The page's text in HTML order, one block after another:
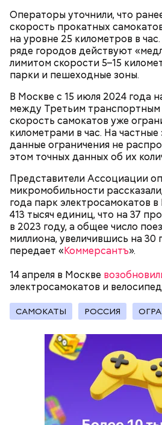
Операторы уточнили, что
скорость прокатных
на уровне 25 километров в
ряде городов действуют
лимитом скорости 5–15
парки и пешеходные зоны.
В Москве с 15 июля 2024 года
между Третьим
скорость самокатов уже
километрами в час. На
данные ограничения не
этом точных данных об их
Представители Ассоциации
микромобильности
года парк электросамокатов
413 тысяч единиц, что на 37
в 2023 году, а общее число
миллиона, увеличившись на 30
передает «Коммерсантъ».
14 апреля в Москве
электросамокатов и
САМОКАТЫ РОССИЯ
— Кабачки, порезанные
обжарить на сковороде. К ним
петрушки, чеснок, соль и
Получается очень вкусно, —
Копылов.
Спагетти из кабачков
лишним весом.
— В дыне содержится много
представлен фруктозой. С
хорошо, потому что дает
помнить, что сладкими
увлекаться, так же как и
сахарным диабетом и лишним
подчеркнула доктор.